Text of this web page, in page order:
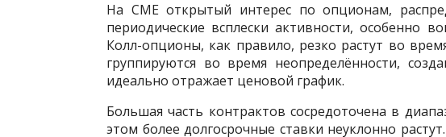
На CME открытый интерес по опционам,
периодические всплески активности, особенно
Колл-опционы, как правило, резко растут во
группируются во время неопределённости,
идеально отражает ценовой график.
Большая часть контрактов сосредоточена в
этом более долгосрочные ставки неуклонно